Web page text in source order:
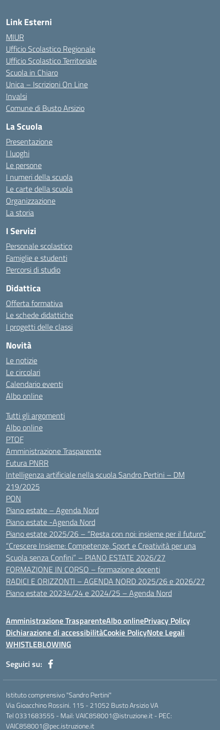
Link Esterni
MIUR
Ufficio Scolastico Regionale
Ufficio Scolastico Territoriale
Scuola in Chiaro
Unica – Iscrizioni On Line
Invalsi
Comune di Busto Arsizio
La Scuola
Presentazione
I luoghi
Le persone
I numeri della scuola
Le carte della scuola
Organizzazione
La storia
I Servizi
Personale scolastico
Famiglie e studenti
Percorsi di studio
Didattica
Offerta formativa
Le schede didattiche
I progetti delle classi
Novità
Le notizie
Le circolari
Calendario eventi
Albo online
Tutti gli argomenti
Albo online
PTOF
Amministrazione Trasparente
Futura PNRR
Intelligenza artificiale nella scuola Sandro Pertini – DM
219/2025
PON
Piano estate – Agenda Nord
Piano estate -Agenda Nord
Piano estate 2025/26 – “Resta con noi: insieme per il futuro”
“Crescere Insieme: Competenze, Sport e Creatività per una
Scuola senza Confini” – PIANO ESTATE 2026/27
FORMAZIONE IN CORSO – formazione docenti
RADICI E ORIZZONTI – AGENDA NORD 2025/26 e 2026/27
Piano estate 20234/24 e 2024/25 – Agenda Nord
Amministrazione TrasparenteAlbo onlinePrivacy Policy
Dichiarazione di accessibilitàCookie PolicyNote Legali
WHISTLEBLOWING
Seguici su:
Istituto comprensivo "Sandro Pertini"
Via Gioacchino Rossini. 115 - 21052 Busto Arsizio VA
Tel 0331683555 - Mail: VAIC858001@istruzione.it - PEC:
VAIC858001@pec.istruzione.it